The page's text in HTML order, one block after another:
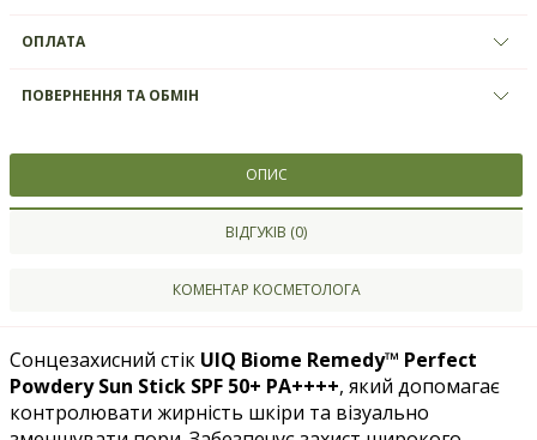
ОПЛАТА
ПОВЕРНЕННЯ ТА ОБМІН
ОПИС
ВІДГУКІВ (0)
КОМЕНТАР КОСМЕТОЛОГА
Сонцезахисний стік UIQ Biome Remedy™ Perfect
Powdery Sun Stick SPF 50+ PA++++, який допомагає
контролювати жирність шкіри та візуально